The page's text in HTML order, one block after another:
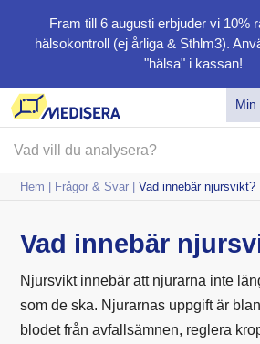
Min
Hem | Frågor & Svar |Vad innebär njursvikt?
Vad innebär
Njursvikt innebär att njurarna inte
som de ska. Njurarnas uppgift är
blodet från avfallsämnen, reglera
Fram till 6 augusti erbjuder vi 10%
hälsokontroll (ej årliga & Sthlm3).
"hälsa"i kassan!